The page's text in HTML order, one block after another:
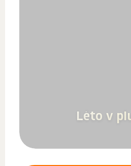
Léto v